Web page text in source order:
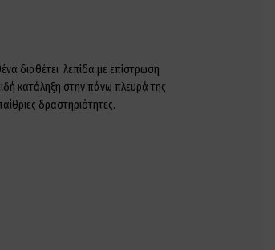
διαθέτει λεπίδα με επίστρωση
κατάληξη στην πάνω πλευρά της
δραστηριότητες.